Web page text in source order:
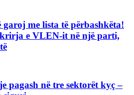
me lista të përbashkëta!
e VLEN-it në një parti,
pagash në tre sektorët kyç –